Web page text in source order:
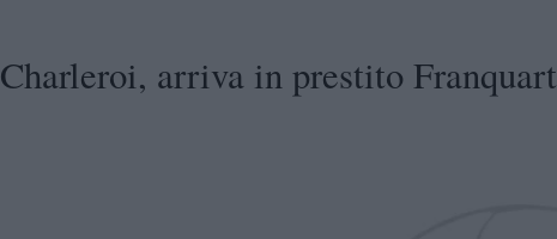
Charleroi, arriva in prestito Franquart